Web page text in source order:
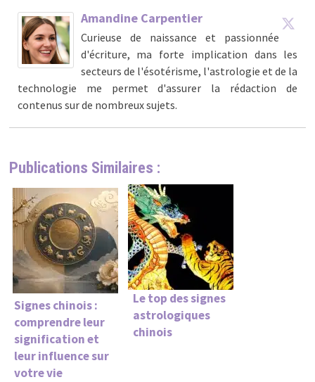
Amandine Carpentier
Curieuse de naissance et passionnée
d'écriture, ma forte implication dans les
secteurs de l'ésotérisme, l'astrologie et de la
technologie me permet d'assurer la rédaction de
contenus sur de nombreux sujets.
Publications Similaires :
Signes chinois :
comprendre leur
signification et
leur influence sur
votre vie
Le top des signes
astrologiques
chinois